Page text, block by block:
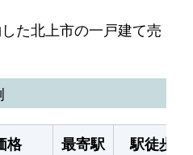
た北上市の一戸建て売
格 最寄駅
駅徒歩